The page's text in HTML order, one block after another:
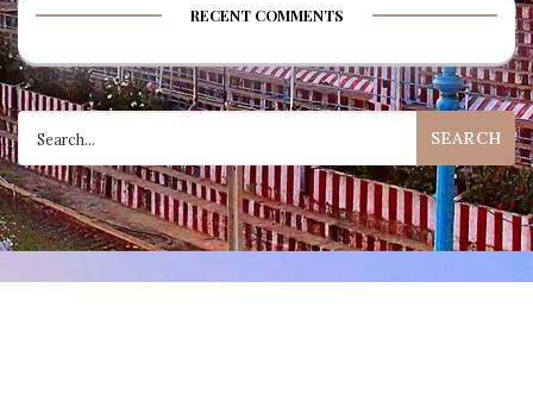
RECENT COMMENTS
Search
for: